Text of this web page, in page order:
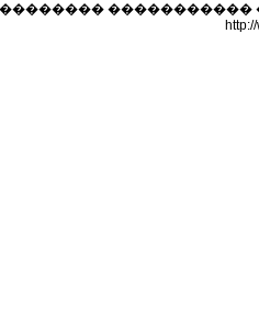
����������� ���